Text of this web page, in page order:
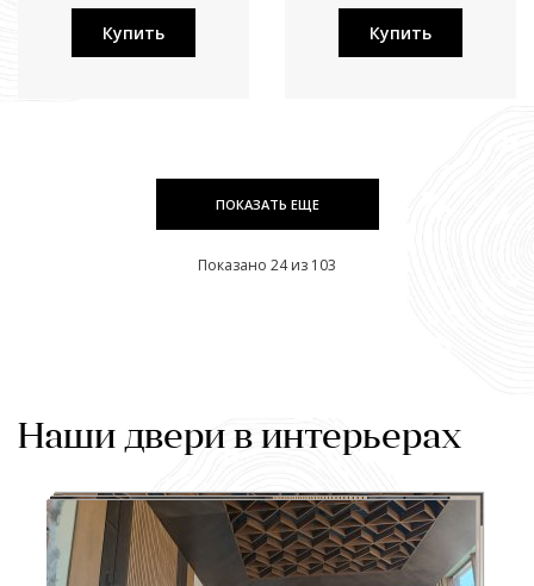
Купить Купить
ПОКАЗАТЬ ЕЩЕ
Показано 24 из 103
Наши двери в интерьерах